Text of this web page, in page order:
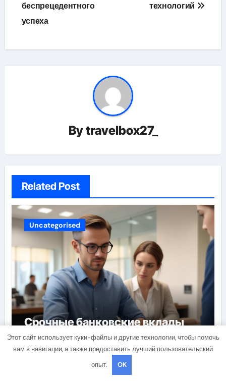
беспрецедентного
успеха
технологий
Bytravelbox27_
Related Post
Uncategorised
Срочные банковские вклады
для физических лиц: условия,
процентные ставки и порядок
Мар 11, 2026
Этот сайт использует куки-файлы и другие технологии, чтобы помочь
вам в навигации, а также предоставить лучший пользовательский
опыт.
OK